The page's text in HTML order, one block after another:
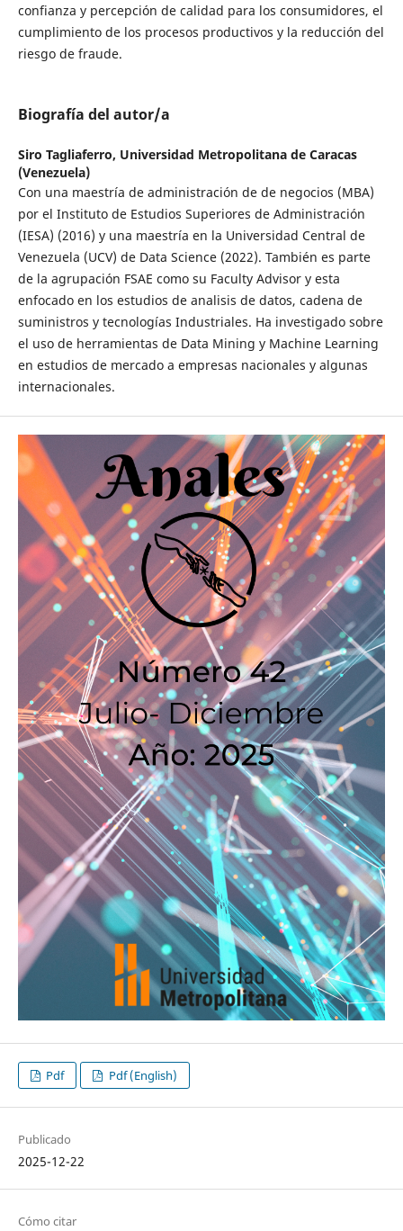
confianza y percepción de calidad para los consumidores, el
cumplimiento de los procesos productivos y la reducción del
riesgo de fraude.
Biografía del autor/a
Siro Tagliaferro, Universidad Metropolitana de Caracas
(Venezuela)
Con una maestría de administración de de negocios (MBA)
por el Instituto de Estudios Superiores de Administración
(IESA) (2016) y una maestría en la Universidad Central de
Venezuela (UCV) de Data Science (2022). También es parte
de la agrupación FSAE como su Faculty Advisor y esta
enfocado en los estudios de analisis de datos, cadena de
suministros y tecnologías Industriales. Ha investigado sobre
el uso de herramientas de Data Mining y Machine Learning
en estudios de mercado a empresas nacionales y algunas
internacionales.
Pdf Pdf (English)
Publicado
2025-12-22
Cómo citar